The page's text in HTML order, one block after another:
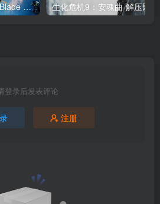
剑星-虚拟机版/ Stellar Blade v1.4.1|Build.19963153 终极版新补丁 送修改器 免安装中文版
登录后发表评论
注册